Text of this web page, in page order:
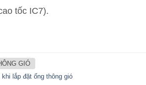
tốc IC7).
GIÓ
lắp đặt ống thông gió